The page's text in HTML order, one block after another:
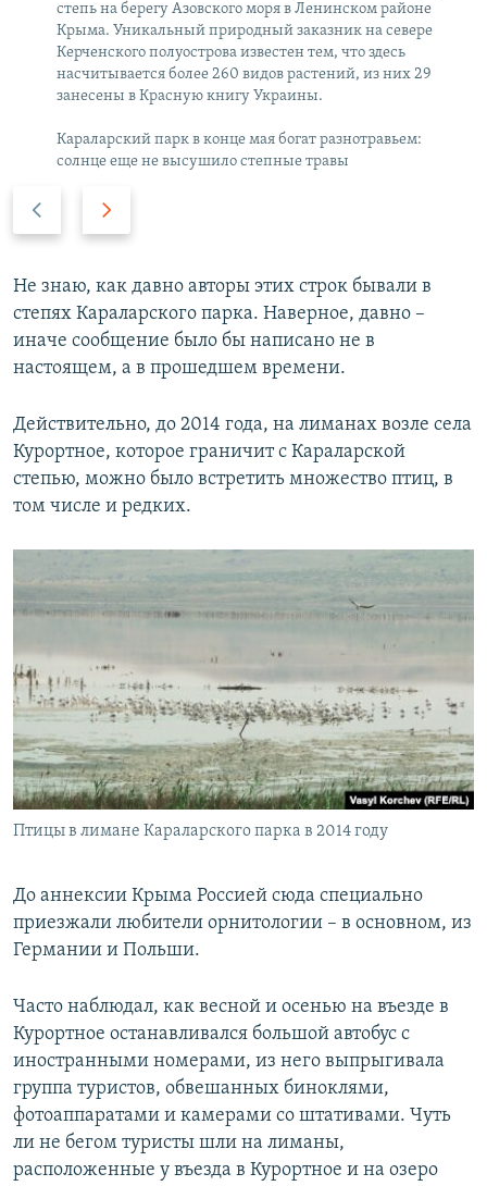
степь на берегу Азовского моря в Ленинском районе
Крыма. Уникальный природный заказник на севере
Керченского полуострова известен тем, что здесь
насчитывается более 260 видов растений, из них 29
занесены в Красную книгу Украины.
Караларский парк в конце мая богат разнотравьем:
солнце еще не высушило степные травы
д
ы
д
у
и
й
с
л
й
д
у
ю
щ
й
с
л
а
д
Не знаю, как давно авторы этих строк бывали в
степях Караларского парка. Наверное, давно –
иначе сообщение было бы написано не в
настоящем, а в прошедшем времени.
Действительно, до 2014 года, на лиманах возле села
Курортное, которое граничит с Караларской
степью, можно было встретить множество птиц, в
том числе и редких.
Птицы в лимане Караларского парка в 2014 году
До аннексии Крыма Россией сюда специально
приезжали любители орнитологии – в основном, из
Германии и Польши.
Часто наблюдал, как весной и осенью на въезде в
Курортное останавливался большой автобус с
иностранными номерами, из него выпрыгивала
группа туристов, обвешанных биноклями,
фотоаппаратами и камерами со штативами. Чуть
ли не бегом туристы шли на лиманы,
расположенные у въезда в Курортное и на озеро